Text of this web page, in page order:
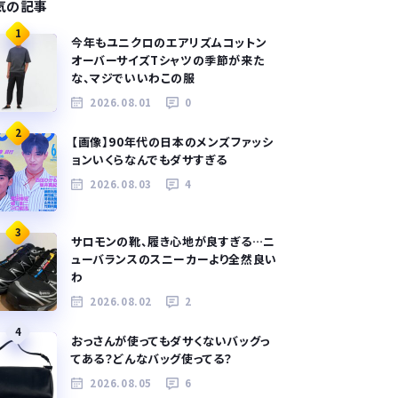
の記事
1
今年もユニクロのエアリズムコットン
オーバーサイズTシャツの季節が来た
な、マジでいいわこの服
2026.08.01 0
2
【画像】90年代の日本のメンズファッシ
ョンいくらなんでもダサすぎる
2026.08.03 4
3
サロモンの靴、履き心地が良すぎる…ニ
ューバランスのスニーカーより全然良い
わ
2026.08.02 2
4
おっさんが使ってもダサくないバッグっ
てある？どんなバッグ使ってる？
2026.08.05 6